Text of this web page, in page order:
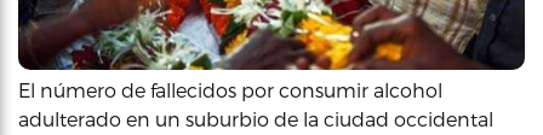
El número de fallecidos por consumir alcohol
adulterado en un suburbio de la ciudad occidental